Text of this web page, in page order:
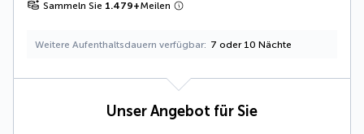
Sammeln Sie 1.479+Meilen
Weitere Aufenthaltsdauern verfügbar 7 oder 10 Nächte
Unser Angebot für Sie